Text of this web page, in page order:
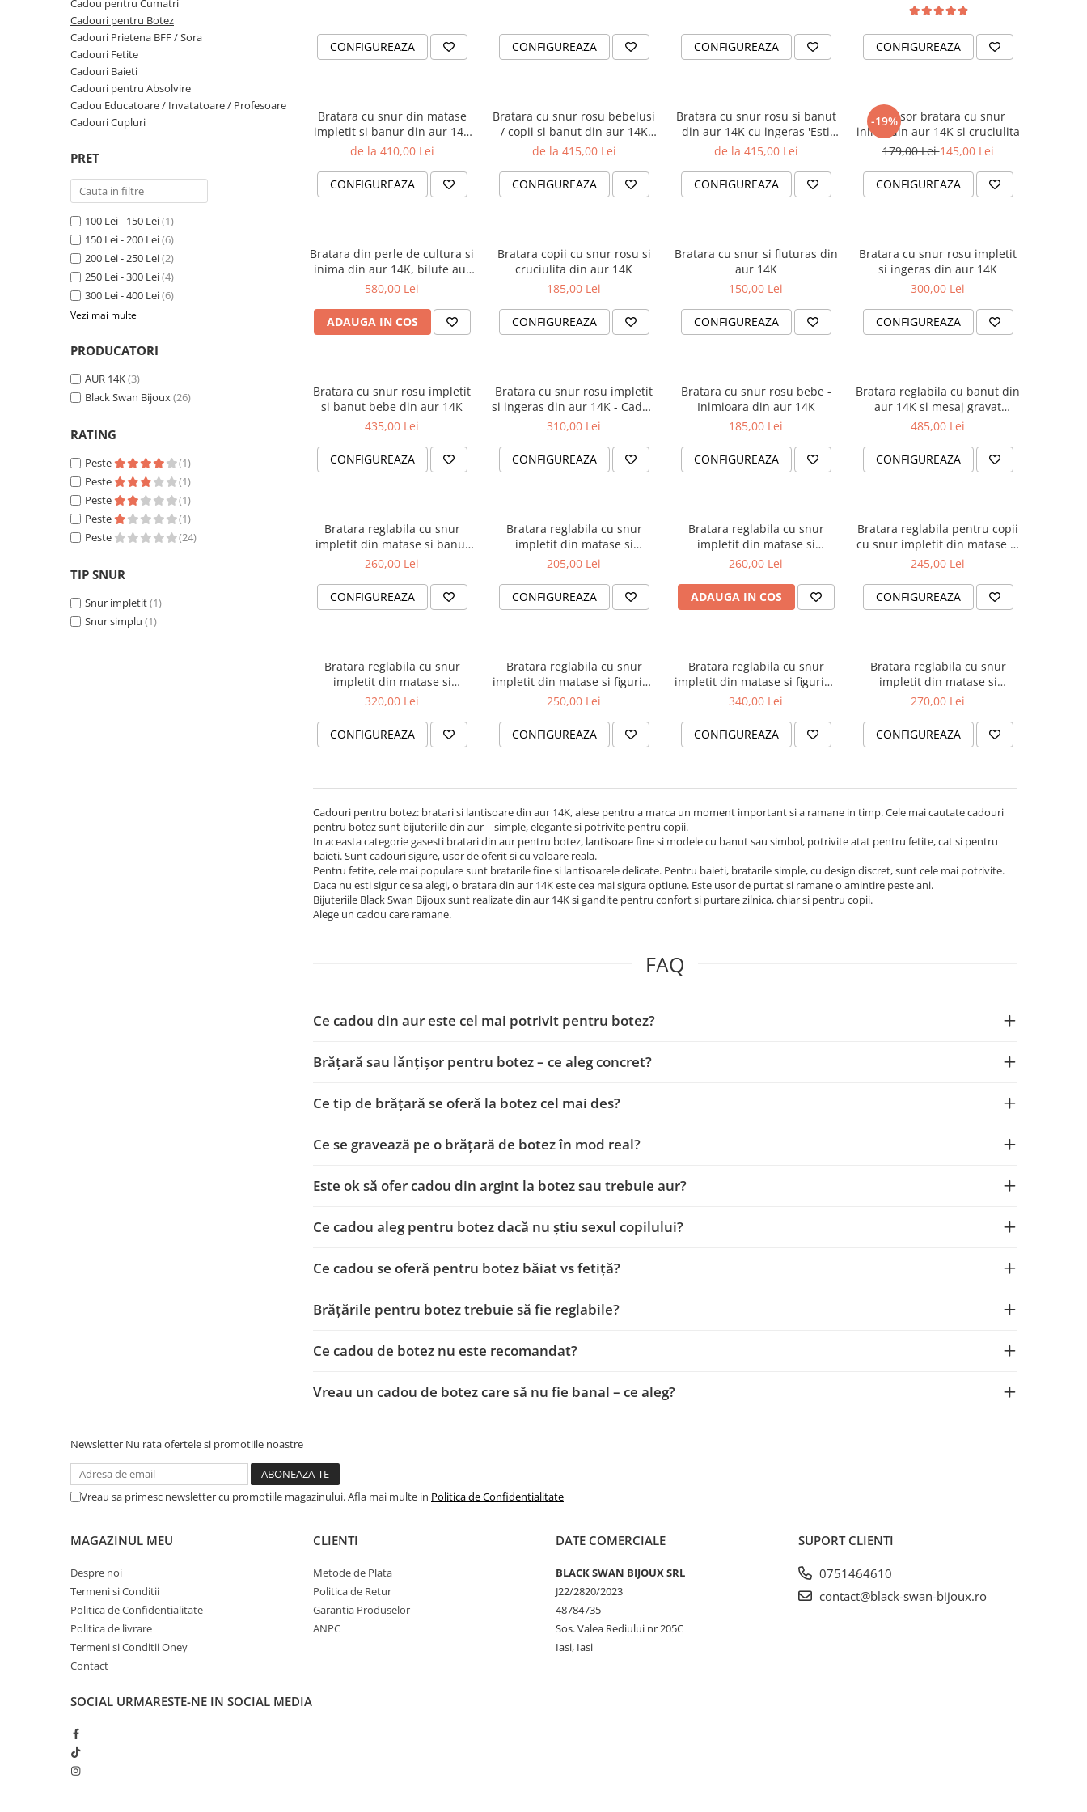
Cadouri pentru Absolvire
Cadou Educatoare / Invatatoare /
Profesoare
Cadouri Cupluri
Cercei din aur
Bijuterii Profesii
Bijuterii Pasiuni & Hobby
Bijuterii Tematice Sport
Bijuterii cu mesaj Motivational
Bijuterii personalizate cu poza
Cadou pentru Cumatri
Cadouri pentru Botez
Cadouri Prietena BFF / Sora
Cadouri Fetite
Cadouri Baieti
Cadouri pentru Absolvire
Cadou Educatoare / Invatatoare / Profesoare
Cadouri Cupluri
PRET
100 Lei - 150 Lei(1)
150 Lei - 200 Lei(6)
200 Lei - 250 Lei(2)
250 Lei - 300 Lei(4)
300 Lei - 400 Lei(6)
Vezi mai multe
PRODUCATORI
AUR 14K(3)
Black Swan Bijoux(26)
RATING
Peste
(1)
Peste
(1)
Peste
(1)
Peste
(1)
Peste
(24)
TIP SNUR
Snur impletit(1)
Snur simplu (1)
CONFIGUREAZA CONFIGUREAZA CONFIGUREAZA CONFIGUREAZA
Bratara cu snur din matase
impletit si banur din aur 14K
gravat fata-verso
de la 410,00 Lei
CONFIGUREAZA
Bratara cu snur rosu bebelusi
/ copii si banut din aur 14K
'Esti minunea noastra'
de la 415,00 Lei
CONFIGUREAZA
Bratara cu snur rosu si banut
din aur 14K cu ingeras 'Esti
minunea noastra' pentru
de la 415,00 Lei
CONFIGUREAZA
-19%
Martisor bratara cu snur
inima din aur 14K si cruciulita
179,00 Lei145,00 Lei
CONFIGUREAZA
Bratara din perle de cultura si
inima din aur 14K, bilute aur
2.5 mm - Gravat 'Mosică
580,00 Lei
ADAUGA IN COS
Bratara copii cu snur rosu si
cruciulita din aur 14K
185,00 Lei
CONFIGUREAZA
Bratara cu snur si fluturas din
aur 14K
150,00 Lei
CONFIGUREAZA
Bratara cu snur rosu impletit
si ingeras din aur 14K
300,00 Lei
CONFIGUREAZA
Bratara cu snur rosu impletit
si banut bebe din aur 14K
435,00 Lei
CONFIGUREAZA
Bratara cu snur rosu impletit
si ingeras din aur 14K - Cadou
pentru botez
310,00 Lei
CONFIGUREAZA
Bratara cu snur rosu bebe -
Inimioara din aur 14K
185,00 Lei
CONFIGUREAZA
Bratara reglabila cu banut din
aur 14K si mesaj gravat
personalizat "Nasii te iubesc"
485,00 Lei
CONFIGUREAZA
Bratara reglabila cu snur
impletit din matase si banut
din aur 14K - Ingeras gravat
260,00 Lei
CONFIGUREAZA
Bratara reglabila cu snur
impletit din matase si
cruciulita din aur 14K
205,00 Lei
CONFIGUREAZA
Bratara reglabila cu snur
impletit din matase si
inimioara din aur 14k cu
260,00 Lei
ADAUGA IN COS
Bratara reglabila pentru copii
cu snur impletit din matase si
inimioara din aur 14K cu
245,00 Lei
CONFIGUREAZA
Bratara reglabila cu snur
impletit din matase si
inimioara cu picioruse bebe
320,00 Lei
CONFIGUREAZA
Bratara reglabila cu snur
impletit din matase si figurina
picioruse bebe din aur 14K
250,00 Lei
CONFIGUREAZA
Bratara reglabila cu snur
impletit din matase si figurina
picioruse bebe si inimioara
340,00 Lei
CONFIGUREAZA
Bratara reglabila cu snur
impletit din matase si
cruciulita din aur 14K
270,00 Lei
CONFIGUREAZA
Cadouri pentru botez: bratari si lantisoare din aur 14K, alese pentru a marca un moment important si a ramane in timp. Cele mai cautate cadouri
pentru botez sunt bijuteriile din aur – simple, elegante si potrivite pentru copii.
In aceasta categorie gasesti bratari din aur pentru botez, lantisoare fine si modele cu banut sau simbol, potrivite atat pentru fetite, cat si pentru
baieti. Sunt cadouri sigure, usor de oferit si cu valoare reala.
Pentru fetite, cele mai populare sunt bratarile fine si lantisoarele delicate. Pentru baieti, bratarile simple, cu design discret, sunt cele mai potrivite.
Daca nu esti sigur ce sa alegi, o bratara din aur 14K este cea mai sigura optiune. Este usor de purtat si ramane o amintire peste ani.
Bijuteriile Black Swan Bijoux sunt realizate din aur 14K si gandite pentru confort si purtare zilnica, chiar si pentru copii.
Alege un cadou care ramane.
FAQ
Ce cadou din aur este cel mai potrivit pentru botez?
Brățară sau lănțișor pentru botez – ce aleg concret?
Ce tip de brățară se oferă la botez cel mai des?
Ce se gravează pe o brățară de botez în mod real?
Este ok să ofer cadou din argint la botez sau trebuie aur?
Ce cadou aleg pentru botez dacă nu știu sexul copilului?
Ce cadou se oferă pentru botez băiat vs fetiță?
Brățările pentru botez trebuie să fie reglabile?
Ce cadou de botez nu este recomandat?
Vreau un cadou de botez care să nu fie banal – ce aleg?
Newsletter Nu rata ofertele si promotiile noastre
Vreau sa primesc newsletter cu promotiile magazinului. Afla mai multe in Politica de Confidentialitate
MAGAZINUL MEU
Despre noi
Termeni si Conditii
Politica de Confidentialitate
Politica de livrare
Termeni si Conditii Oney
Contact
CLIENTI
Metode de Plata
Politica de Retur
Garantia Produselor
ANPC
DATE COMERCIALE
BLACK SWAN BIJOUX SRL
J22/2820/2023
48784735
Sos. Valea Rediului nr 205C
Iasi, Iasi
SUPORT CLIENTI
0751464610
contact@black-swan-bijoux.ro
SOCIAL URMARESTE-NE IN SOCIAL MEDIA